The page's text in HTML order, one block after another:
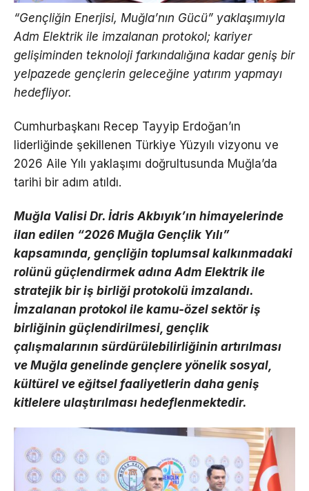
“Gençliğin Enerjisi, Muğla’nın Gücü” yaklaşımıyla
Adm Elektrik ile imzalanan protokol; kariyer
gelişiminden teknoloji farkındalığına kadar geniş bir
yelpazede gençlerin geleceğine yatırım yapmayı
hedefliyor.
Cumhurbaşkanı Recep Tayyip Erdoğan’ın
liderliğinde şekillenen Türkiye Yüzyılı vizyonu ve
2026 Aile Yılı yaklaşımı doğrultusunda Muğla’da
tarihi bir adım atıldı.
Muğla Valisi Dr. İdris Akbıyık’ın himayelerinde
ilan edilen “2026 Muğla Gençlik Yılı”
kapsamında, gençliğin toplumsal kalkınmadaki
rolünü güçlendirmek adına Adm Elektrik ile
stratejik bir iş birliği protokolü imzalandı.
İmzalanan protokol ile kamu-özel sektör iş
birliğinin güçlendirilmesi, gençlik
çalışmalarının sürdürülebilirliğinin artırılması
ve Muğla genelinde gençlere yönelik sosyal,
kültürel ve eğitsel faaliyetlerin daha geniş
kitlelere ulaştırılması hedeflenmektedir.